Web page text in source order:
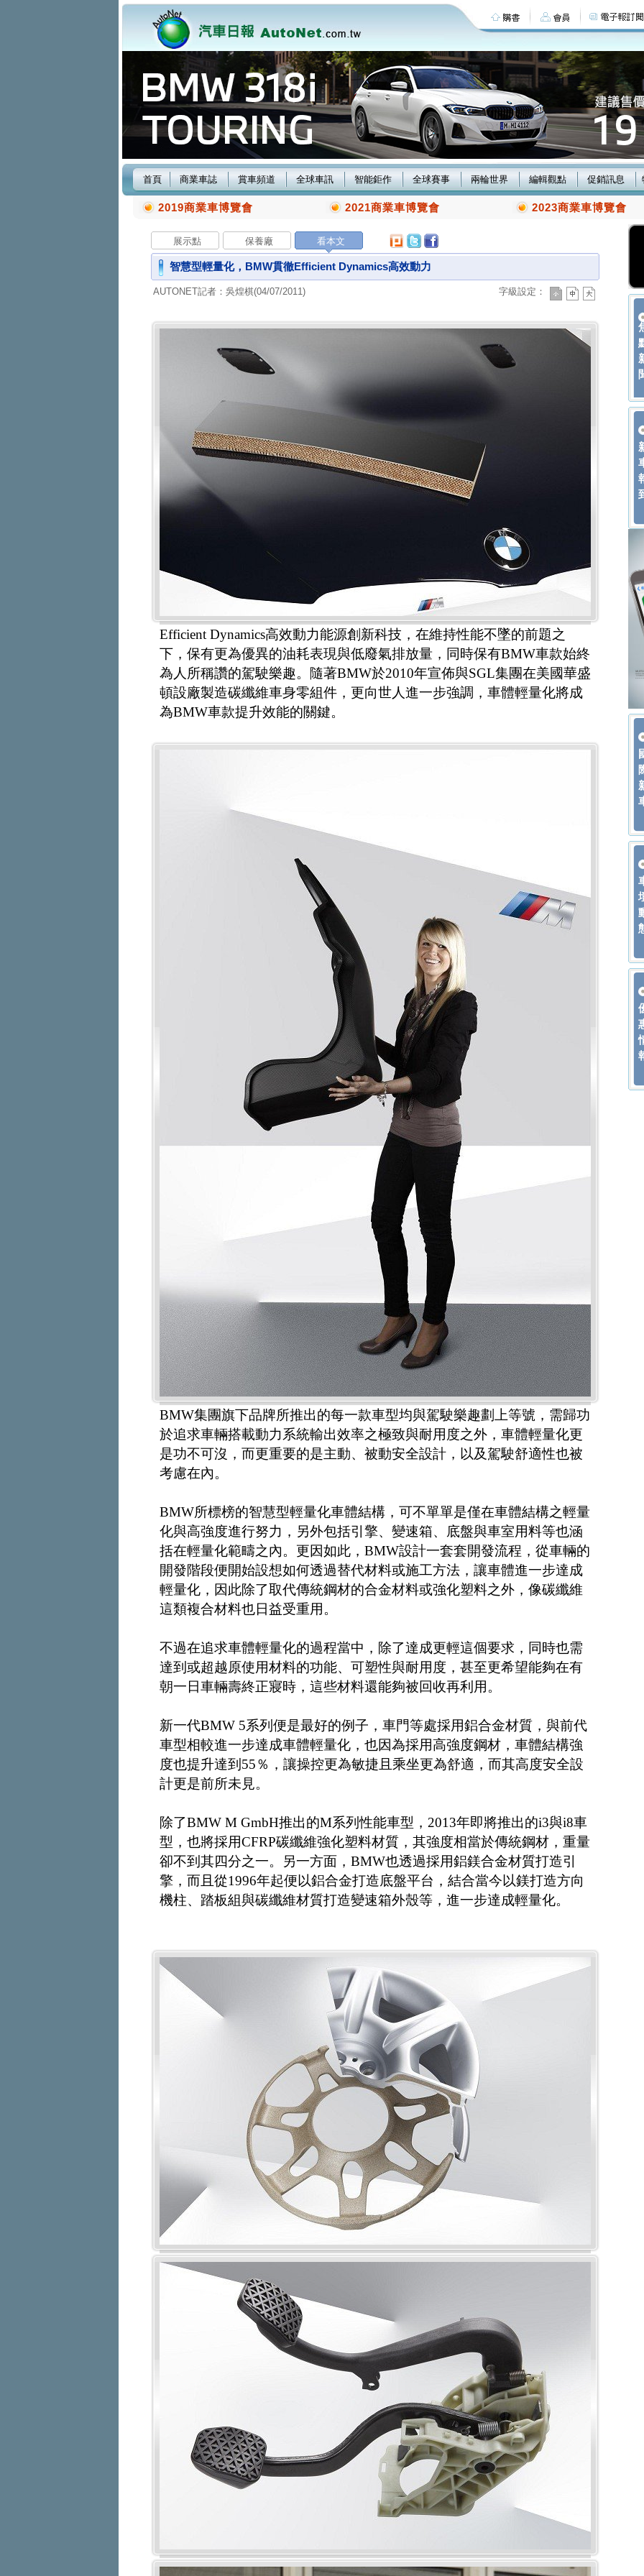
首頁 商業車誌 賞車頻道 全球車訊 智能鉅作 全球賽事 兩輪世界 編輯觀點 促銷訊息
2019商業車博覽會 2021商業車博覽會 2023商業車博覽會
展示點 保養廠 看本文
智慧型輕量化，BMW貫徹Efficient Dynamics高效動力
AUTONET記者：吳煌棋(04/07/2011) 字級設定：
Efficient Dynamics高效動力能源創新科技，在維持性能不墜的前題之
下，保有更為優異的油耗表現與低廢氣排放量，同時保有BMW車款始終
為人所稱讚的駕駛樂趣。隨著BMW於2010年宣佈與SGL集團在美國華盛
頓設廠製造碳纖維車身零組件，更向世人進一步強調，車體輕量化將成
為BMW車款提升效能的關鍵。
BMW集團旗下品牌所推出的每一款車型均與駕駛樂趣劃上等號，需歸功
於追求車輛搭載動力系統輸出效率之極致與耐用度之外，車體輕量化更
是功不可沒，而更重要的是主動、被動安全設計，以及駕駛舒適性也被
考慮在內。
BMW所標榜的智慧型輕量化車體結構，可不單單是僅在車體結構之輕量
化與高強度進行努力，另外包括引擎、變速箱、底盤與車室用料等也涵
括在輕量化範疇之內。更因如此，BMW設計一套套開發流程，從車輛的
開發階段便開始設想如何透過替代材料或施工方法，讓車體進一步達成
輕量化，因此除了取代傳統鋼材的合金材料或強化塑料之外，像碳纖維
這類複合材料也日益受重用。
不過在追求車體輕量化的過程當中，除了達成更輕這個要求，同時也需
達到或超越原使用材料的功能、可塑性與耐用度，甚至更希望能夠在有
朝一日車輛壽終正寢時，這些材料還能夠被回收再利用。
新一代BMW 5系列便是最好的例子，車門等處採用鋁合金材質，與前代
車型相較進一步達成車體輕量化，也因為採用高強度鋼材，車體結構強
度也提升達到55％，讓操控更為敏捷且乘坐更為舒適，而其高度安全設
計更是前所未見。
除了BMW M GmbH推出的M系列性能車型，2013年即將推出的i3與i8車
型，也將採用CFRP碳纖維強化塑料材質，其強度相當於傳統鋼材，重量
卻不到其四分之一。另一方面，BMW也透過採用鋁鎂合金材質打造引
擎，而且從1996年起便以鋁合金打造底盤平台，結合當今以鎂打造方向
機柱、踏板組與碳纖維材質打造變速箱外殼等，進一步達成輕量化。